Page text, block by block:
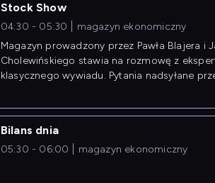
Stock Show
04:30 - 05:30
magazyn ekonomiczny
Magazyn prowadzony przez Pawła Blajera i
Cholewińskiego stawia na rozmowę z
klasycznego wywiadu. Pytania nadsyłane
Bilans dnia
05:30 - 06:00 magazyn ekonomiczny